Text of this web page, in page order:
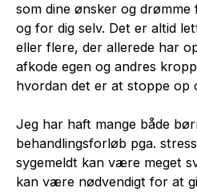
som dine ønsker og
og for dig selv. Det er altid
eller flere, der allerede har
afkode egen og andres
hvordan det er at stoppe op
Jeg har haft mange både
behandlingsforløb pga.
sygemeldt kan være meget
kan være nødvendigt for at